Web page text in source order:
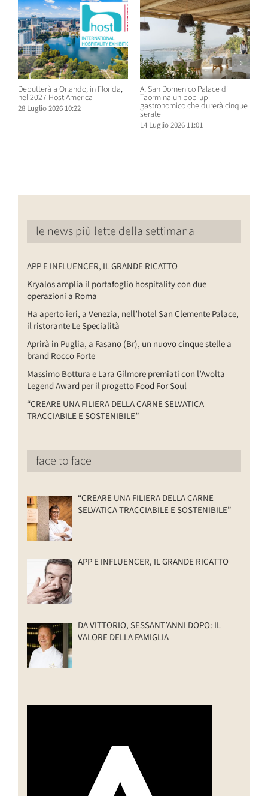
Debutterà a Orlando, in Florida,
nel 2027 Host America
28 Luglio 2026 10:22
Al San Domenico Palace di
Taormina un pop-up
gastronomico che durerà cinque
serate
14 Luglio 2026 11:01
le news più lette della settimana
APP E INFLUENCER, IL GRANDE RICATTO
Kryalos amplia il portafoglio hospitality con due
operazioni a Roma
Ha aperto ieri, a Venezia, nell’hotel San Clemente Palace,
il ristorante Le Specialità
Aprirà in Puglia, a Fasano (Br), un nuovo cinque stelle a
brand Rocco Forte
Massimo Bottura e Lara Gilmore premiati con l’Avolta
Legend Award per il progetto Food For Soul
“CREARE UNA FILIERA DELLA CARNE SELVATICA
TRACCIABILE E SOSTENIBILE”
face to face
“CREARE UNA FILIERA DELLA CARNE
SELVATICA TRACCIABILE E SOSTENIBILE”
APP E INFLUENCER, IL GRANDE RICATTO
DA VITTORIO, SESSANT’ANNI DOPO: IL
VALORE DELLA FAMIGLIA